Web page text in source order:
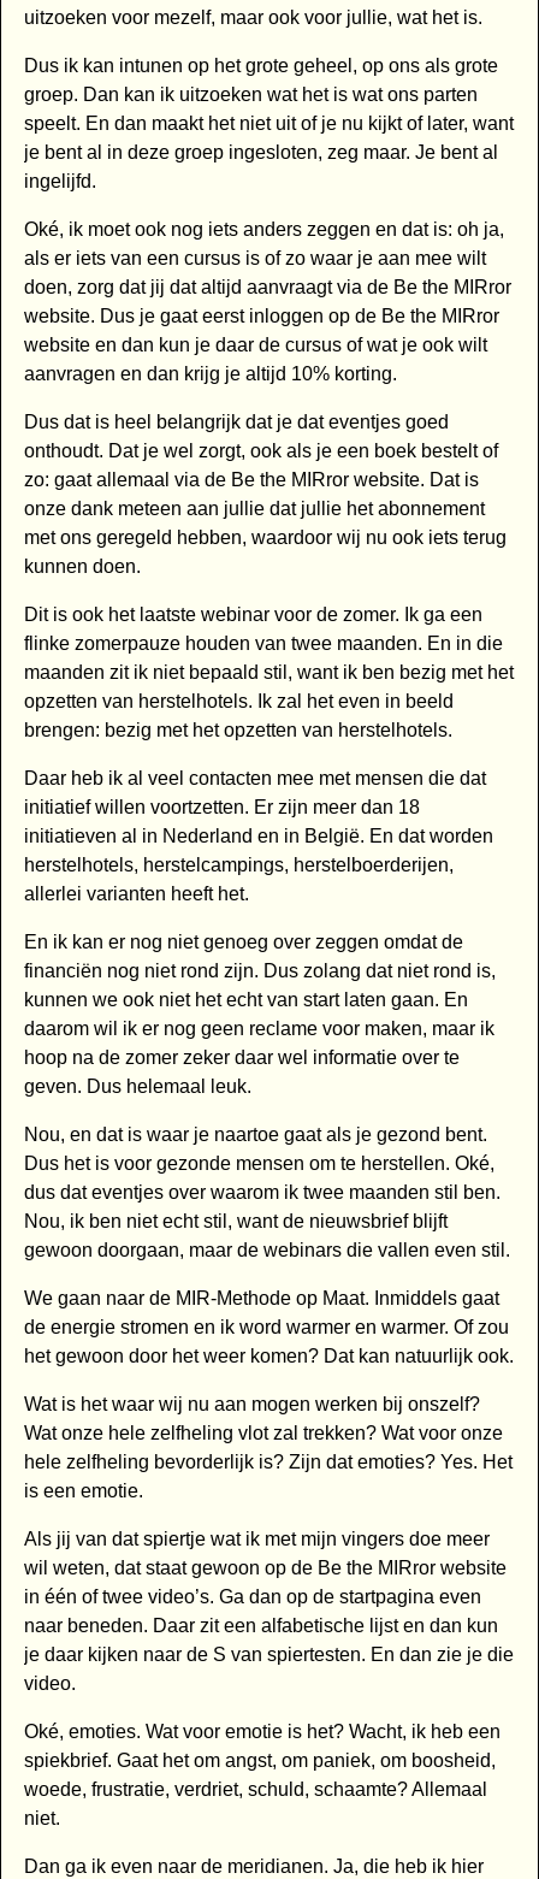
uitzoeken voor mezelf, maar ook voor jullie, wat het is.
Dus ik kan intunen op het grote geheel, op ons als grote
groep. Dan kan ik uitzoeken wat het is wat ons parten
speelt. En dan maakt het niet uit of je nu kijkt of later, want
je bent al in deze groep ingesloten, zeg maar. Je bent al
ingelijfd.
Oké, ik moet ook nog iets anders zeggen en dat is: oh ja,
als er iets van een cursus is of zo waar je aan mee wilt
doen, zorg dat jij dat altijd aanvraagt via de Be the MIRror
website. Dus je gaat eerst inloggen op de Be the MIRror
website en dan kun je daar de cursus of wat je ook wilt
aanvragen en dan krijg je altijd 10% korting.
Dus dat is heel belangrijk dat je dat eventjes goed
onthoudt. Dat je wel zorgt, ook als je een boek bestelt of
zo: gaat allemaal via de Be the MIRror website. Dat is
onze dank meteen aan jullie dat jullie het abonnement
met ons geregeld hebben, waardoor wij nu ook iets terug
kunnen doen.
Dit is ook het laatste webinar voor de zomer. Ik ga een
flinke zomerpauze houden van twee maanden. En in die
maanden zit ik niet bepaald stil, want ik ben bezig met het
opzetten van herstelhotels. Ik zal het even in beeld
brengen: bezig met het opzetten van herstelhotels.
Daar heb ik al veel contacten mee met mensen die dat
initiatief willen voortzetten. Er zijn meer dan 18
initiatieven al in Nederland en in België. En dat worden
herstelhotels, herstelcampings, herstelboerderijen,
allerlei varianten heeft het.
En ik kan er nog niet genoeg over zeggen omdat de
financiën nog niet rond zijn. Dus zolang dat niet rond is,
kunnen we ook niet het echt van start laten gaan. En
daarom wil ik er nog geen reclame voor maken, maar ik
hoop na de zomer zeker daar wel informatie over te
geven. Dus helemaal leuk.
Nou, en dat is waar je naartoe gaat als je gezond bent.
Dus het is voor gezonde mensen om te herstellen. Oké,
dus dat eventjes over waarom ik twee maanden stil ben.
Nou, ik ben niet echt stil, want de nieuwsbrief blijft
gewoon doorgaan, maar de webinars die vallen even stil.
We gaan naar de MIR-Methode op Maat. Inmiddels gaat
de energie stromen en ik word warmer en warmer. Of zou
het gewoon door het weer komen? Dat kan natuurlijk ook.
Wat is het waar wij nu aan mogen werken bij onszelf?
Wat onze hele zelfheling vlot zal trekken? Wat voor onze
hele zelfheling bevorderlijk is? Zijn dat emoties? Yes. Het
is een emotie.
Als jij van dat spiertje wat ik met mijn vingers doe meer
wil weten, dat staat gewoon op de Be the MIRror website
in één of twee video’s. Ga dan op de startpagina even
naar beneden. Daar zit een alfabetische lijst en dan kun
je daar kijken naar de S van spiertesten. En dan zie je die
video.
Oké, emoties. Wat voor emotie is het? Wacht, ik heb een
spiekbrief. Gaat het om angst, om paniek, om boosheid,
woede, frustratie, verdriet, schuld, schaamte? Allemaal
niet.
Dan ga ik even naar de meridianen. Ja, die heb ik hier